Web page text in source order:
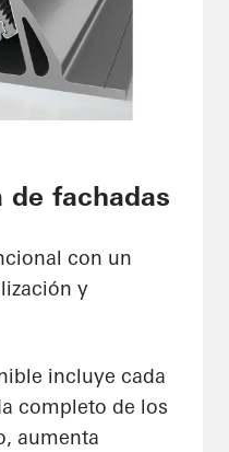
de fachadas
con un
y
incluye cada
completo de los
aumenta